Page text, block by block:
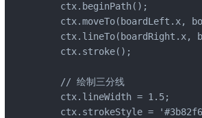
    ctx.beginPath();
ctx.moveTo(boardLeft.x,
ctx.lineTo(boardRight.x,
    ctx.stroke();
    // 绘制三分线
    ctx.lineWidth = 1.5;
ctx.strokeStyle =